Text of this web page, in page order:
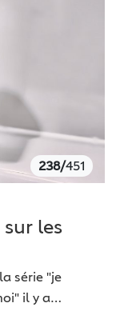
238/451
sur les
série "je
il y a…